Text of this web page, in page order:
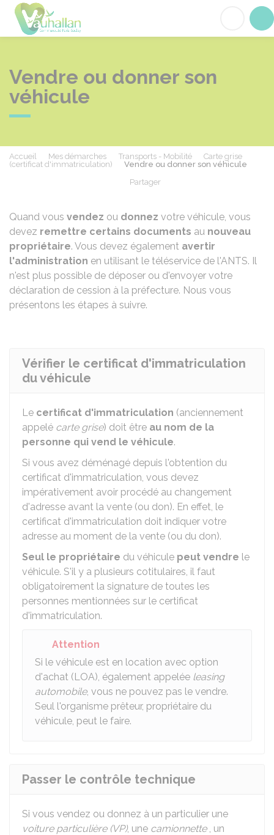
Vendre ou donner son
véhicule
Accueil Mes démarches Transports - Mobilité
Carte grise
(certificat d'immatriculation)
Vendre ou donner son véhicule
Partager
Quand vous vendez ou donnez votre véhicule, vous
devez remettre certains documents au nouveau
propriétaire. Vous devez également avertir
l'administration en utilisant le téléservice de l'ANTS. Il
n'est plus possible de déposer ou d'envoyer votre
déclaration de cession à la préfecture. Nous vous
présentons les étapes à suivre.
Vérifier le certificat d'immatriculation
du véhicule
Le certificat d'immatriculation (anciennement
appelé carte grise) doit être au nom de la
personne qui vend le véhicule.
Si vous avez déménagé depuis l'obtention du
certificat d'immatriculation, vous devez
impérativement avoir procédé au changement
d'adresse avant la vente (ou don). En effet, le
certificat d'immatriculation doit indiquer votre
adresse au moment de la vente (ou du don).
Seul le propriétaire du véhicule peut vendre le
véhicule. S'il y a plusieurs cotitulaires, il faut
obligatoirement la signature de toutes les
personnes mentionnées sur le certificat
d'immatriculation.
Attention
Si le véhicule est en location avec option
d'achat (LOA), également appelée leasing
automobile, vous ne pouvez pas le vendre.
Seul l'organisme prêteur, propriétaire du
véhicule, peut le faire.
Passer le contrôle technique
Si vous vendez ou donnez à un particulier une
voiture particulière (VP), une camionnette , un